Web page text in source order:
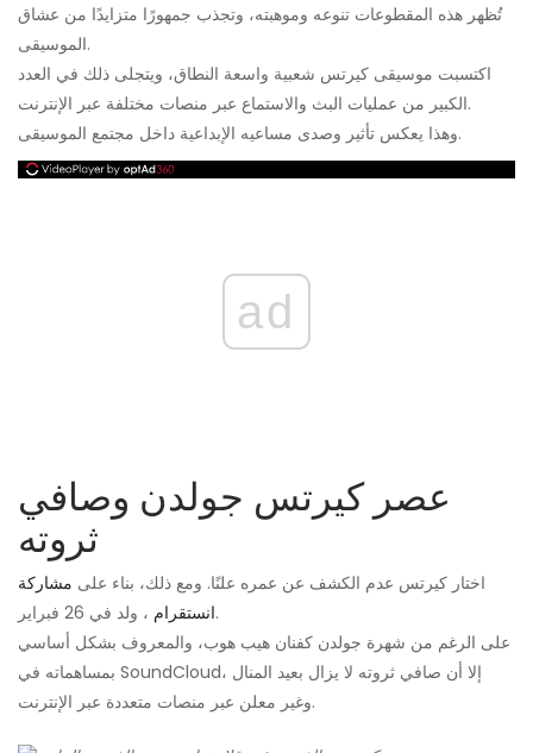
تُظهر هذه المقطوعات تنوعه وموهبته، وتجذب جمهورًا متزايدًا من عشاق
الموسيقى.
اكتسبت موسيقى كيرتس شعبية واسعة النطاق، ويتجلى ذلك في العدد
الكبير من عمليات البث والاستماع عبر منصات مختلفة عبر الإنترنت.
وهذا يعكس تأثير وصدى مساعيه الإبداعية داخل مجتمع الموسيقى.
ad
عصر كيرتس جولدن وصافي
ثروته
اختار كيرتس عدم الكشف عن عمره علنًا. ومع ذلك، بناء على مشاركة
انستقرام، ولد في 26 فبراير.
على الرغم من شهرة جولدن كفنان هيب هوب، والمعروف بشكل أساسي
بمساهماته في SoundCloud، إلا أن صافي ثروته لا يزال بعيد المنال
وغير معلن عبر منصات متعددة عبر الإنترنت.